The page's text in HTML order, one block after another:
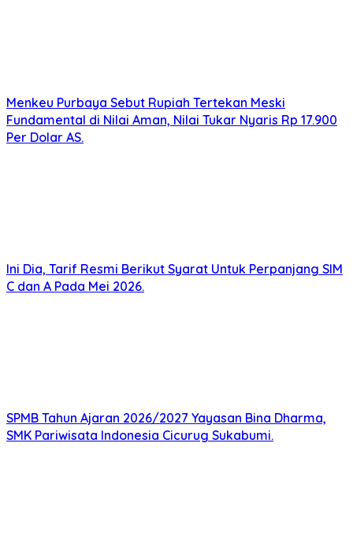
Menkeu Purbaya Sebut Rupiah Tertekan Meski
Fundamental di Nilai Aman, Nilai Tukar Nyaris Rp 17.900
Per Dolar AS.
Ini Dia, Tarif Resmi Berikut Syarat Untuk Perpanjang SIM
C dan A Pada Mei 2026.
SPMB Tahun Ajaran 2026/2027 Yayasan Bina Dharma,
SMK Pariwisata Indonesia Cicurug Sukabumi.